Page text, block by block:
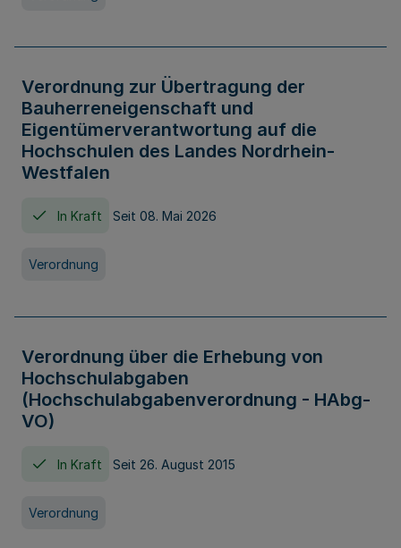
Verordnung zur Übertragung der
Bauherreneigenschaft und
Eigentümerverantwortung auf die
Hochschulen des Landes Nordrhein-
Westfalen
In Kraft Seit 08. Mai 2026
Verordnung
Verordnung über die Erhebung von
Hochschulabgaben
(Hochschulabgabenverordnung - HAbg-
VO)
In Kraft Seit 26. August 2015
Verordnung